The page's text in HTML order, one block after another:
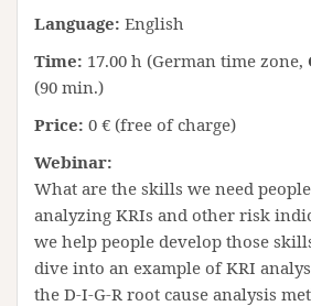
Language: English
Time: 17.00 h (German time zone,
(90 min.)
Price: 0 € (free of charge)
Webinar:
What are the skills we need
analyzing KRIs and other risk
we help people develop those
dive into an example of KRI
the D-I-G-R root cause analysis